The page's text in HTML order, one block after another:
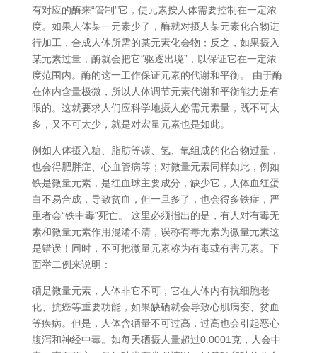
有对应的酶来“管制”它，使元素按人体需要控制在一定浓
度。如果人体某一元素少了，酶就对摄人某元素化合物进
行加工，合成人体所需的某元素化会物；反之，如果摄入
某元素过量，酶就会把它“驱逐出境”，以保证它在一定浓
度范围内。酶的这一工作保证元素的代谢和平衡。 由于酶
在体内含量极微，所以人体调节元素代谢和平衡能力是有
限的。这就要求人们应科学地摄人必需元素量，既不可太
多，又不可太少，就是对宏量元素也是如此。
例如人体摄入糖、脂肪等碳、氢、氧组成的化合物过量，
也会得肥胖症、心血管病等；对微量元素同样如此，例如
铁是微量元素，是红血球主要成分，缺少它，人体血红蛋
白不易合成，导致贫血，但一旦多了，也会得多铁症，严
重者会“铁中毒”死亡。 这里必须指出的是，有人对有毒无
素和微量元素作用混淆不清，误称有毒无素为微量元素这
是错误！同时，不可把微量元素称为有毒或有害元素。下
面举二例来说明：
硒是微量元素，人体非它不可，它在人体内有抗细胞老
化、抗癌等重要功能，如果缺硒就会导致心肌病变、贫血
等疾病。但是，人体含硒量不可过高，过高也会引起恶心
腹泻和神经中毒。如每天硒摄人量超过0.0001克，人会中